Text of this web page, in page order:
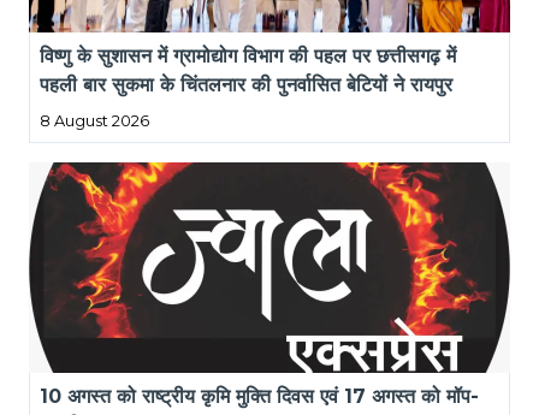
विष्णु के सुशासन में ग्रामोद्योग विभाग की पहल पर छत्तीसगढ़ में
पहली बार सुकमा के चिंतलनार की पुनर्वासित बेटियों ने रायपुर
पहुंचकर बड़े मंच पर दिखाई प्रतिभा, मुख्यमंत्री एवं विधानसभा
अध्यक्ष हुए गदगद
8 August 2026
10 अगस्त को राष्ट्रीय कृमि मुक्ति दिवस एवं 17 अगस्त को मॉप-